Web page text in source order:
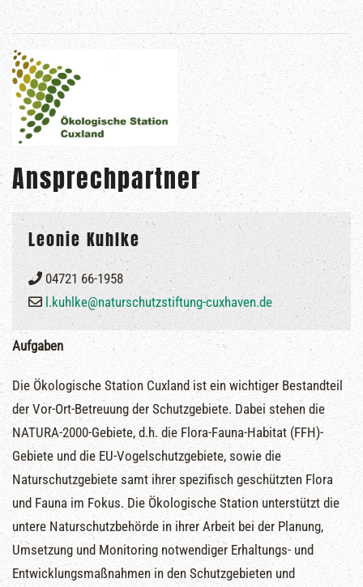
Ansprechpartner
Leonie Kuhlke
04721 66-1958
l.kuhlke@naturschutzstiftung-cuxhaven.de
Aufgaben
Die Ökologische Station Cuxland ist ein wichtiger Bestandteil
der Vor-Ort-Betreuung der Schutzgebiete. Dabei stehen die
NATURA-2000-Gebiete, d.h. die Flora-Fauna-Habitat (FFH)-
Gebiete und die EU-Vogelschutzgebiete, sowie die
Naturschutzgebiete samt ihrer spezifisch geschützten Flora
und Fauna im Fokus. Die Ökologische Station unterstützt die
untere Naturschutzbehörde in ihrer Arbeit bei der Planung,
Umsetzung und Monitoring notwendiger Erhaltungs- und
Entwicklungsmaßnahmen in den Schutzgebieten und